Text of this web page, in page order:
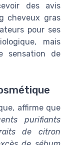
des avis
cheveux gras
pour ses
mais
sensation de
affirme que
purifiants
de citron